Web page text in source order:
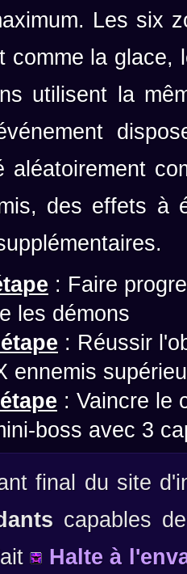
Les six
comme la
utilisent la
aléatoirement
des effets à
: Faire
les démons
: Réussir
ennemis
: Vaincre le
boss avec 3
final du site
capables
Halte à